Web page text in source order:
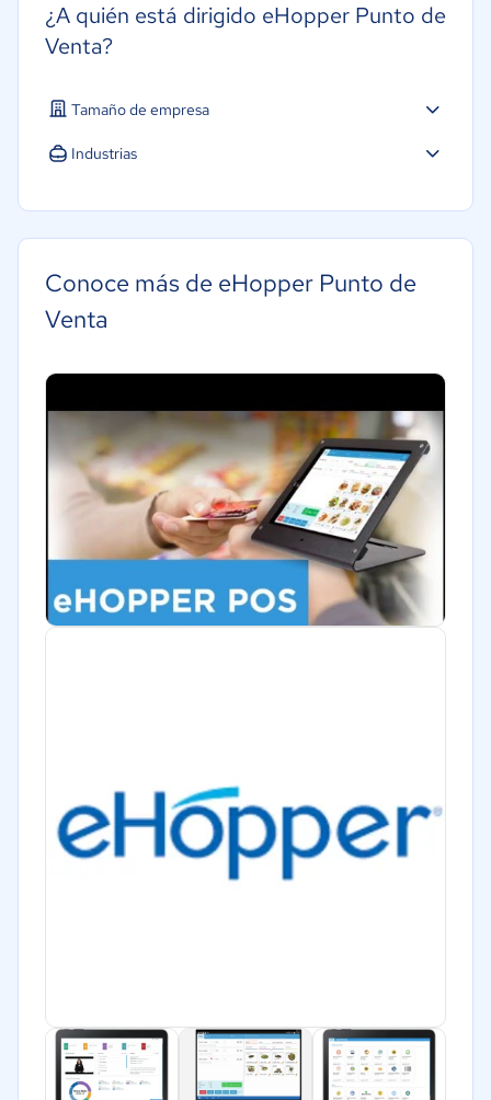
¿A quién está dirigido eHopper Punto de
Venta?
Tamaño de empresa
Industrias
Conoce más de eHopper Punto de
Venta